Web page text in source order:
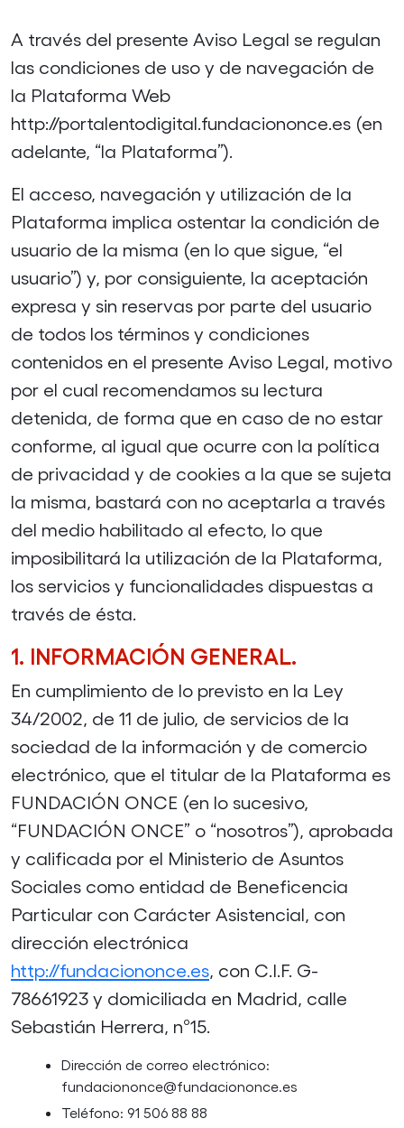
A través del presente Aviso Legal se regulan
las condiciones de uso y de navegación de
la Plataforma Web
http://portalentodigital.fundaciononce.es (en
adelante, “la Plataforma”).
El acceso, navegación y utilización de la
Plataforma implica ostentar la condición de
usuario de la misma (en lo que sigue, “el
usuario”) y, por consiguiente, la aceptación
expresa y sin reservas por parte del usuario
de todos los términos y condiciones
contenidos en el presente Aviso Legal, motivo
por el cual recomendamos su lectura
detenida, de forma que en caso de no estar
conforme, al igual que ocurre con la política
de privacidad y de cookies a la que se sujeta
la misma, bastará con no aceptarla a través
del medio habilitado al efecto, lo que
imposibilitará la utilización de la Plataforma,
los servicios y funcionalidades dispuestas a
través de ésta.
1. INFORMACIÓN GENERAL.
En cumplimiento de lo previsto en la Ley
34/2002, de 11 de julio, de servicios de la
sociedad de la información y de comercio
electrónico, que el titular de la Plataforma es
FUNDACIÓN ONCE (en lo sucesivo,
“FUNDACIÓN ONCE” o “nosotros”), aprobada
y calificada por el Ministerio de Asuntos
Sociales como entidad de Beneficencia
Particular con Carácter Asistencial, con
dirección electrónica
http://fundaciononce.es, con C.I.F. G-
78661923 y domiciliada en Madrid, calle
Sebastián Herrera, nº15.
Dirección de correo electrónico:
fundaciononce@fundaciononce.es
Teléfono: 91 506 88 88